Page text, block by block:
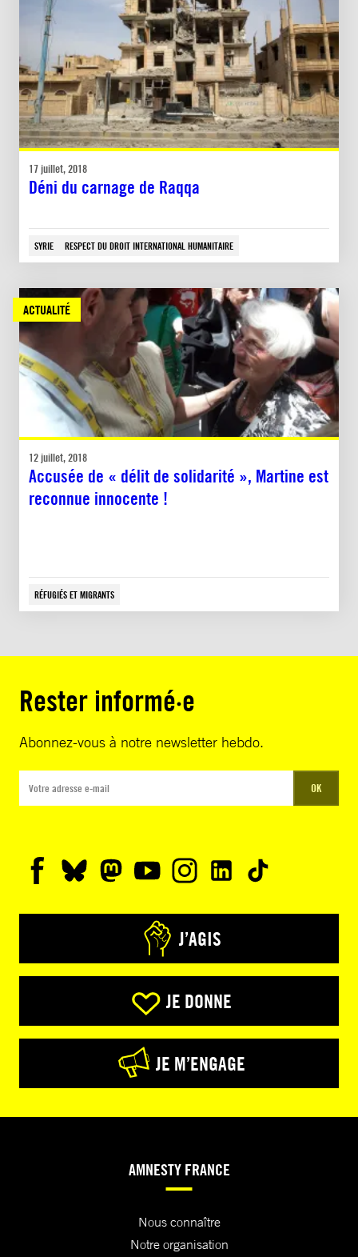
17 juillet, 2018
Déni du carnage de Raqqa
SYRIE RESPECT DU DROIT INTERNATIONAL HUMANITAIRE
ACTUALITÉ
12 juillet, 2018
Accusée de « délit de solidarité », Martine est
reconnue innocente !
RÉFUGIÉS ET MIGRANTS
Rester informé·e
Abonnez-vous à notre newsletter hebdo.
OK
J’AGIS
JE DONNE
JE M’ENGAGE
AMNESTY FRANCE
Nous connaître
Notre organisation